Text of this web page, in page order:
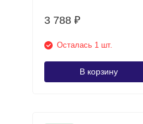
3 788 ₽
Осталась 1 шт.
В корзину